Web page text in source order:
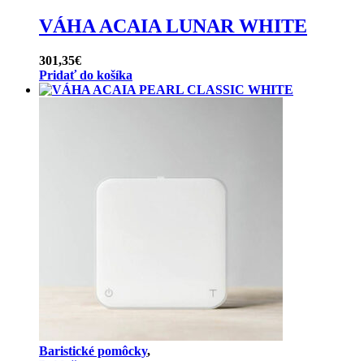
VÁHA ACAIA LUNAR WHITE
301,35€
Pridať do košíka
Baristické pomôcky,